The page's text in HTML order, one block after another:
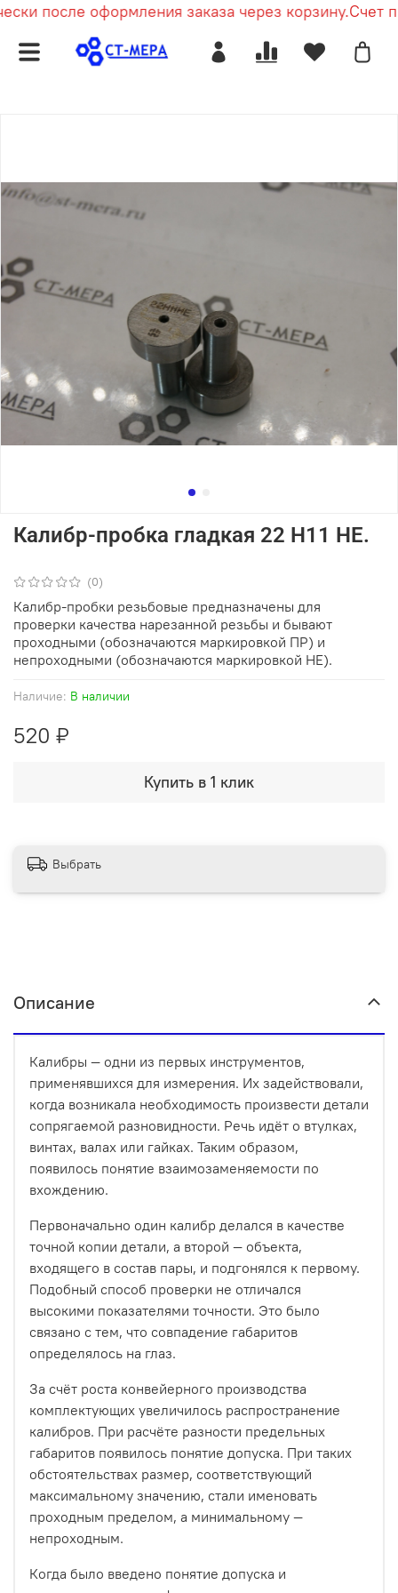
после оформления заказа через корзину.Счет
(0)
Наличие: В наличии
Калибр-пробка гладкая 22 Н11 НЕ.
520 ₽
Купить в 1 клик
Калибр-пробки резьбовые предназначены для
проверки качества нарезанной резьбы и бывают
проходными (обозначаются маркировкой ПР) и
непроходными (обозначаются маркировкой НЕ).
Выбрать
Описание
Калибры — одни из первых инструментов,
применявшихся для измерения. Их задействовали,
когда возникала необходимость произвести детали
сопрягаемой разновидности. Речь идёт о втулках,
винтах, валах или гайках. Таким образом,
появилось понятие взаимозаменяемости по
вхождению.
Первоначально один калибр делался в качестве
точной копии детали, а второй — объекта,
входящего в состав пары, и подгонялся к первому.
Подобный способ проверки не отличался
высокими показателями точности. Это было
связано с тем, что совпадение габаритов
определялось на глаз.
За счёт роста конвейерного производства
комплектующих увеличилось распространение
калибров. При расчёте разности предельных
габаритов появилось понятие допуска. При таких
обстоятельствах размер, соответствующий
максимальному значению, стали именовать
проходным пределом, а минимальному —
непроходным.
Когда было введено понятие допуска и